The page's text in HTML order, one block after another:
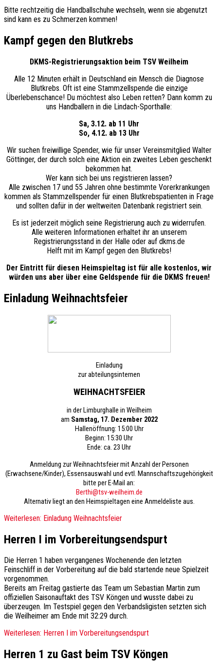
Bitte rechtzeitig die Handballschuhe wechseln, wenn sie abgenutzt
sind kann es zu Schmerzen kommen!
Kampf gegen den Blutkrebs
DKMS-Registrierungsaktion beim TSV Weilheim
Alle 12 Minuten erhält in Deutschland ein Mensch die Diagnose
Blutkrebs. Oft ist eine Stammzellspende die einzige
Überlebenschance! Du möchtest also Leben retten? Dann komm zu
uns Handballern in die Lindach-Sporthalle:
Sa, 3.12. ab 11 Uhr
So, 4.12. ab 13 Uhr
Wir suchen freiwillige Spender, wie für unser Vereinsmitglied Walter
Göttinger, der durch solch eine Aktion ein zweites Leben geschenkt
bekommen hat.
Wer kann sich bei uns registrieren lassen?
Alle zwischen 17 und 55 Jahren ohne bestimmte Vorerkrankungen
kommen als Stammzellspender für einen Blutkrebspatienten in Frage
und sollten dafür in der weltweiten Datenbank registriert sein.
Es ist jederzeit möglich seine Registrierung auch zu widerrufen.
Alle weiteren Informationen erhaltet ihr an unserem
Registrierungsstand in der Halle oder auf dkms.de
Helft mit im Kampf gegen den Blutkrebs!
Der Eintritt für diesen Heimspieltag ist für alle kostenlos, wir
würden uns aber über eine Geldspende für die DKMS freuen!
Einladung Weihnachtsfeier
Einladung
zur abteilungsinternen
WEIHNACHTSFEIER
in der Limburghalle in Weilheim
am Samstag, 17. Dezember 2022
Hallenöffnung: 15:00 Uhr
Beginn: 15:30 Uhr
Ende: ca. 23 Uhr
Anmeldung zur Weihnachtsfeier mit Anzahl der Personen
(Erwachsene/Kinder), Essensauswahl und evtl. Mannschaftszugehörigkeit
bitte per E-Mail an:
Berthi@tsv-weilheim.de
Alternativ liegt an den Heimspieltagen eine Anmeldeliste aus.
Weiterlesen: Einladung Weihnachtsfeier
Herren I im Vorbereitungsendspurt
Die Herren 1 haben vergangenes Wochenende den letzten
Feinschliff in der Vorbereitung auf die bald startende neue Spielzeit
vorgenommen.
Bereits am Freitag gastierte das Team um Sebastian Martin zum
offiziellen Saisonauftakt des TSV Köngen und wusste dabei zu
überzeugen. Im Testspiel gegen den Verbandsligisten setzten sich
die Weilheimer am Ende mit 32:29 durch.
Weiterlesen: Herren I im Vorbereitungsendspurt
Herren 1 zu Gast beim TSV Köngen